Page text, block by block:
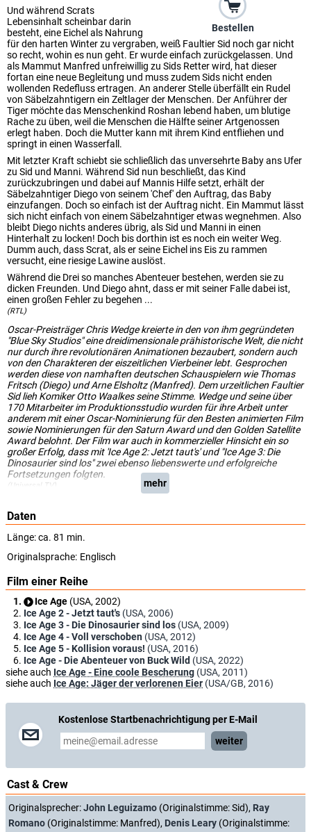
Bestellen
Und während Scrats
Lebensinhalt scheinbar darin
besteht, eine Eichel als Nahrung
für den harten Winter zu vergraben, weiß Faultier Sid noch gar nicht
so recht, wohin es nun geht. Er wurde einfach zurückgelassen. Und
als Mammut Manfred unfreiwillig zu Sids Retter wird, hat dieser
fortan eine neue Begleitung und muss zudem Sids nicht enden
wollenden Redefluss ertragen. An anderer Stelle überfällt ein Rudel
von Säbelzahntigern ein Zeltlager der Menschen. Der Anführer der
Tiger möchte das Menschenkind Roshan lebend haben, um blutige
Rache zu üben, weil die Menschen die Hälfte seiner Artgenossen
erlegt haben. Doch die Mutter kann mit ihrem Kind entfliehen und
springt in einen Wasserfall.
Mit letzter Kraft schiebt sie schließlich das unversehrte Baby ans Ufer
zu Sid und Manni. Während Sid nun beschließt, das Kind
zurückzubringen und dabei auf Mannis Hilfe setzt, erhält der
Säbelzahntiger Diego von seinem 'Chef' den Auftrag, das Baby
einzufangen. Doch so einfach ist der Auftrag nicht. Ein Mammut lässt
sich nicht einfach von einem Säbelzahntiger etwas wegnehmen. Also
bleibt Diego nichts anderes übrig, als Sid und Manni in einen
Hinterhalt zu locken! Doch bis dorthin ist es noch ein weiter Weg.
Dumm auch, dass Scrat, als er seine Eichel ins Eis zu rammen
versucht, eine riesige Lawine auslöst.
Während die Drei so manches Abenteuer bestehen, werden sie zu
dicken Freunden. Und Diego ahnt, dass er mit seiner Falle dabei ist,
einen großen Fehler zu begehen ...
(RTL)
Oscar-Preisträger Chris Wedge kreierte in den von ihm gegründeten
"Blue Sky Studios" eine dreidimensionale prähistorische Welt, die nicht
nur durch ihre revolutionären Animationen bezaubert, sondern auch
von den Charakteren der eiszeitlichen Vierbeiner lebt. Gesprochen
werden diese von namhaften deutschen Schauspielern wie Thomas
Fritsch (Diego) und Arne Elsholtz (Manfred). Dem urzeitlichen Faultier
Sid lieh Komiker Otto Waalkes seine Stimme. Wedge und seine über
170 Mitarbeiter im Produktionsstudio wurden für ihre Arbeit unter
anderem mit einer Oscar-Nominierung für den Besten animierten Film
sowie Nominierungen für den Saturn Award und den Golden Satellite
Award belohnt. Der Film war auch in kommerzieller Hinsicht ein so
großer Erfolg, dass mit 'Ice Age 2: Jetzt taut's' und "Ice Age 3: Die
Dinosaurier sind los" zwei ebenso liebenswerte und erfolgreiche
Fortsetzungen folgten.
(Universal TV) mehr
Daten
Länge: ca. 81 min.
Originalsprache: Englisch
Film einer Reihe
Ice Age (USA, 2002)
Ice Age 2 - Jetzt taut's (USA, 2006)
Ice Age 3 - Die Dinosaurier sind los (USA, 2009)
Ice Age 4 - Voll verschoben (USA, 2012)
Ice Age 5 - Kollision voraus! (USA, 2016)
Ice Age - Die Abenteuer von Buck Wild (USA, 2022)
siehe auch Ice Age - Eine coole Bescherung (USA, 2011)
siehe auch Ice Age: Jäger der verlorenen Eier (USA/GB, 2016)
Kostenlose Startbenachrichtigung per E-Mail
weiter
Cast & Crew
Originalsprecher:John Leguizamo (Originalstimme: Sid), Ray
Romano (Originalstimme: Manfred), Denis Leary (Originalstimme: